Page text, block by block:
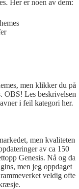
Her er noen av dem:
men klikker du på
OBS! Les beskrivelsen
i feil kategori her.
men kvaliteten
av ca 150
Genesis. Nå og da
men jeg oppdaget
veldig ofte